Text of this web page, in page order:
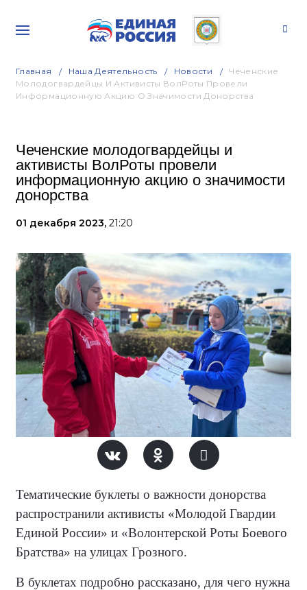
Главная Наша Деятельность Новости
Чеченские
Молодогвардейцы И Активисты ВолРоты Провели
Информационную Акцию О Значимости Донорства
Чеченские молодогвардейцы и
активисты ВолРоты провели
информационную акцию о значимости
донорства
01 декабря 2023, 21:20
Тематические буклеты о важности донорства
распространили активисты «Молодой Гвардии
Единой России» и «Волонтерской Роты Боевого
Братства» на улицах Грозного.
В буклетах подробно рассказано, для чего нужна